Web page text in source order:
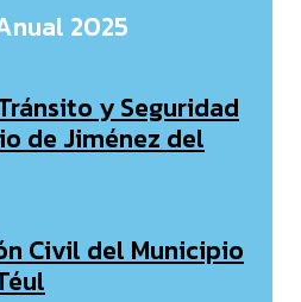
2025
y Seguridad
de Jiménez del
Civil del Municipio